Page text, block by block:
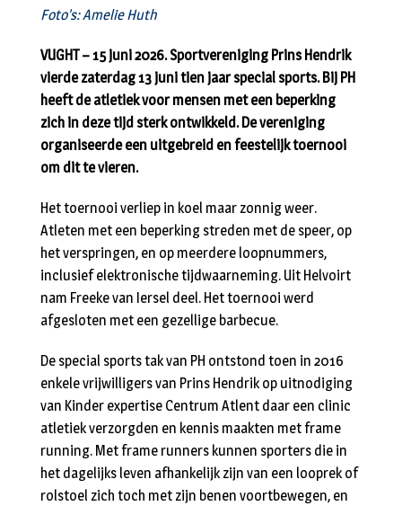
Foto’s: Amelie Huth
VUGHT – 15 juni 2026. Sportvereniging Prins Hendrik
vierde zaterdag 13 juni tien jaar special sports. Bij PH
heeft de atletiek voor mensen met een beperking
zich in deze tijd sterk ontwikkeld. De vereniging
organiseerde een uitgebreid en feestelijk toernooi
om dit te vieren.
Het toernooi verliep in koel maar zonnig weer.
Atleten met een beperking streden met de speer, op
het verspringen, en op meerdere loopnummers,
inclusief elektronische tijdwaarneming. Uit Helvoirt
nam Freeke van Iersel deel. Het toernooi werd
afgesloten met een gezellige barbecue.
De special sports tak van PH ontstond toen in 2016
enkele vrijwilligers van Prins Hendrik op uitnodiging
van Kinder expertise Centrum Atlent daar een clinic
atletiek verzorgden en kennis maakten met frame
running. Met frame runners kunnen sporters die in
het dagelijks leven afhankelijk zijn van een looprek of
rolstoel zich toch met zijn benen voortbewegen, en